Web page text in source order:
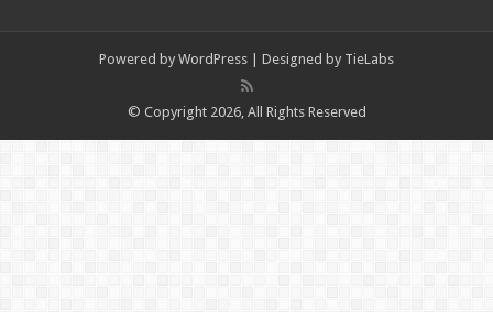
Powered by WordPress | Designed by TieLabs
© Copyright 2026, All Rights Reserved